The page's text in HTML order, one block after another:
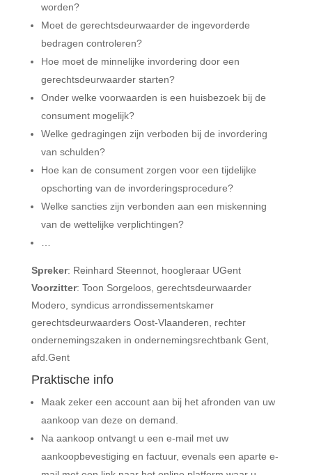
worden?
Moet de gerechtsdeurwaarder de ingevorderde
bedragen controleren?
Hoe moet de minnelijke invordering door een
gerechtsdeurwaarder starten?
Onder welke voorwaarden is een huisbezoek bij de
consument mogelijk?
Welke gedragingen zijn verboden bij de invordering
van schulden?
Hoe kan de consument zorgen voor een tijdelijke
opschorting van de invorderingsprocedure?
Welke sancties zijn verbonden aan een miskenning
van de wettelijke verplichtingen?
Spreker: Reinhard Steennot, hoogleraar UGent
Voorzitter: Toon Sorgeloos, gerechtsdeurwaarder
Modero, syndicus arrondissementskamer
gerechtsdeurwaarders Oost-Vlaanderen, rechter
ondernemingszaken in ondernemingsrechtbank Gent,
afd.Gent
Praktische info
Maak zeker een account aan bij het afronden van uw
aankoop van deze on demand.
Na aankoop ontvangt u een e-mail met uw
aankoopbevestiging en factuur, evenals een aparte e-